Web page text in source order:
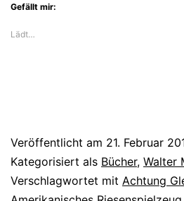
Gefällt mir:
Lädt…
Veröffentlicht am 21. Februar
Kategorisiert als Bücher, Walter
Verschlagwortet mit Achtung